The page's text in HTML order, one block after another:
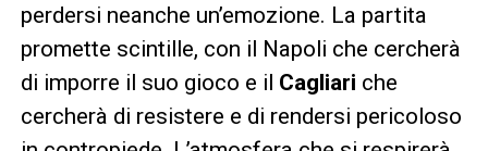
perdersi neanche un’emozione. La partita
promette scintille, con il Napoli che cercherà
di imporre il suo gioco e il Cagliari che
cercherà di resistere e di rendersi pericoloso